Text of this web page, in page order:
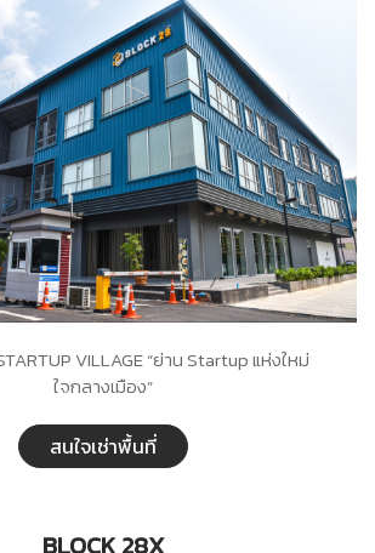
VILLAGE “ย่าน Startup แห่งใหม่
ใจกลางเมือง”
สนใจเช่าพื้นที่